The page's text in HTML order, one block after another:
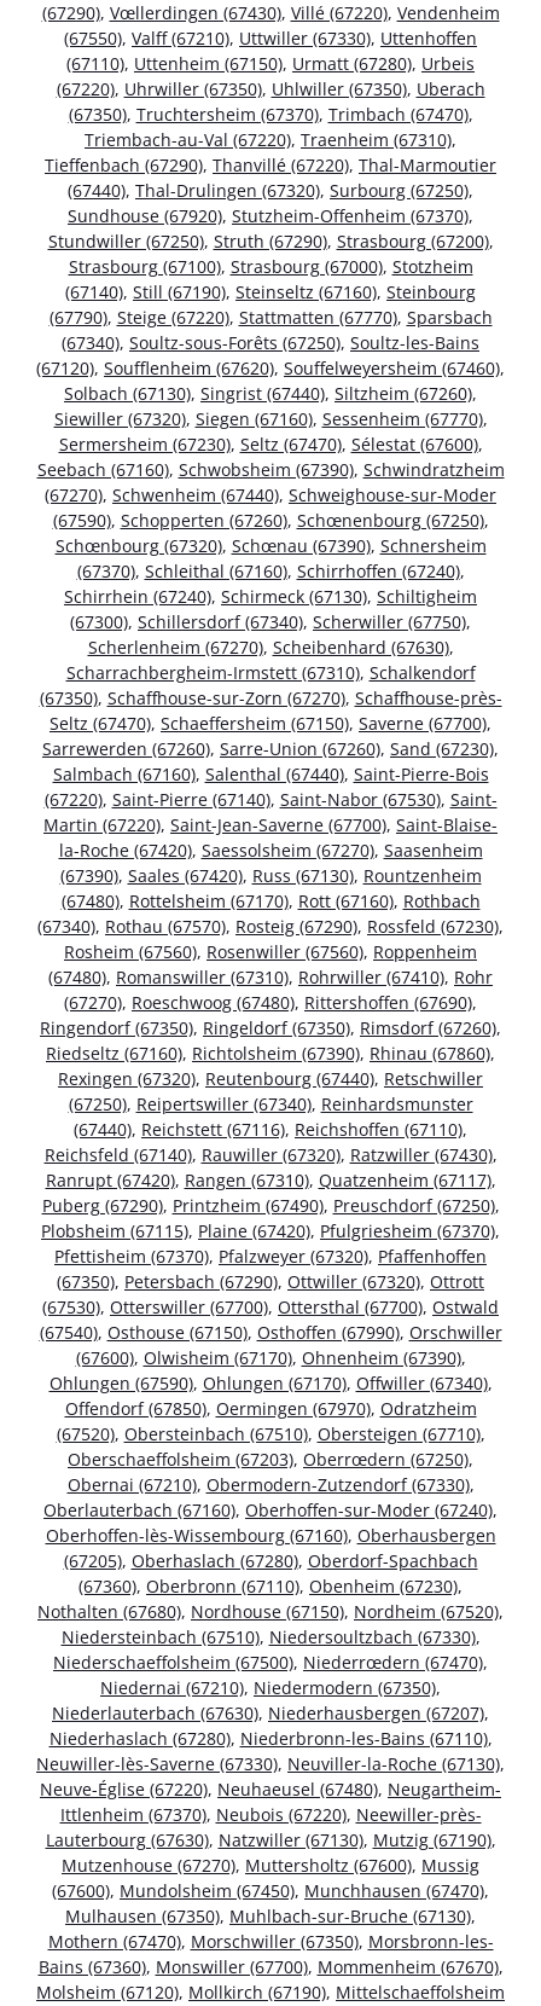
(67290), Vœllerdingen (67430), Villé (67220), Vendenheim
(67550), Valff (67210), Uttwiller (67330), Uttenhoffen
(67110), Uttenheim (67150), Urmatt (67280), Urbeis
(67220), Uhrwiller (67350), Uhlwiller (67350), Uberach
(67350), Truchtersheim (67370), Trimbach (67470),
Triembach-au-Val (67220), Traenheim (67310),
Tieffenbach (67290), Thanvillé (67220), Thal-Marmoutier
(67440), Thal-Drulingen (67320), Surbourg (67250),
Sundhouse (67920), Stutzheim-Offenheim (67370),
Stundwiller (67250), Struth (67290), Strasbourg (67200),
Strasbourg (67100), Strasbourg (67000), Stotzheim
(67140), Still (67190), Steinseltz (67160), Steinbourg
(67790), Steige (67220), Stattmatten (67770), Sparsbach
(67340), Soultz-sous-Forêts (67250), Soultz-les-Bains
(67120), Soufflenheim (67620), Souffelweyersheim (67460),
Solbach (67130), Singrist (67440), Siltzheim (67260),
Siewiller (67320), Siegen (67160), Sessenheim (67770),
Sermersheim (67230), Seltz (67470), Sélestat (67600),
Seebach (67160), Schwobsheim (67390), Schwindratzheim
(67270), Schwenheim (67440), Schweighouse-sur-Moder
(67590), Schopperten (67260), Schœnenbourg (67250),
Schœnbourg (67320), Schœnau (67390), Schnersheim
(67370), Schleithal (67160), Schirrhoffen (67240),
Schirrhein (67240), Schirmeck (67130), Schiltigheim
(67300), Schillersdorf (67340), Scherwiller (67750),
Scherlenheim (67270), Scheibenhard (67630),
Scharrachbergheim-Irmstett (67310), Schalkendorf
(67350), Schaffhouse-sur-Zorn (67270), Schaffhouse-près-
Seltz (67470), Schaeffersheim (67150), Saverne (67700),
Sarrewerden (67260), Sarre-Union (67260), Sand (67230),
Salmbach (67160), Salenthal (67440), Saint-Pierre-Bois
(67220), Saint-Pierre (67140), Saint-Nabor (67530), Saint-
Martin (67220), Saint-Jean-Saverne (67700), Saint-Blaise-
la-Roche (67420), Saessolsheim (67270), Saasenheim
(67390), Saales (67420), Russ (67130), Rountzenheim
(67480), Rottelsheim (67170), Rott (67160), Rothbach
(67340), Rothau (67570), Rosteig (67290), Rossfeld (67230),
Rosheim (67560), Rosenwiller (67560), Roppenheim
(67480), Romanswiller (67310), Rohrwiller (67410), Rohr
(67270), Roeschwoog (67480), Rittershoffen (67690),
Ringendorf (67350), Ringeldorf (67350), Rimsdorf (67260),
Riedseltz (67160), Richtolsheim (67390), Rhinau (67860),
Rexingen (67320), Reutenbourg (67440), Retschwiller
(67250), Reipertswiller (67340), Reinhardsmunster
(67440), Reichstett (67116), Reichshoffen (67110),
Reichsfeld (67140), Rauwiller (67320), Ratzwiller (67430),
Ranrupt (67420), Rangen (67310), Quatzenheim (67117),
Puberg (67290), Printzheim (67490), Preuschdorf (67250),
Plobsheim (67115), Plaine (67420), Pfulgriesheim (67370),
Pfettisheim (67370), Pfalzweyer (67320), Pfaffenhoffen
(67350), Petersbach (67290), Ottwiller (67320), Ottrott
(67530), Otterswiller (67700), Ottersthal (67700), Ostwald
(67540), Osthouse (67150), Osthoffen (67990), Orschwiller
(67600), Olwisheim (67170), Ohnenheim (67390),
Ohlungen (67590), Ohlungen (67170), Offwiller (67340),
Offendorf (67850), Oermingen (67970), Odratzheim
(67520), Obersteinbach (67510), Obersteigen (67710),
Oberschaeffolsheim (67203), Oberrœdern (67250),
Obernai (67210), Obermodern-Zutzendorf (67330),
Oberlauterbach (67160), Oberhoffen-sur-Moder (67240),
Oberhoffen-lès-Wissembourg (67160), Oberhausbergen
(67205), Oberhaslach (67280), Oberdorf-Spachbach
(67360), Oberbronn (67110), Obenheim (67230),
Nothalten (67680), Nordhouse (67150), Nordheim (67520),
Niedersteinbach (67510), Niedersoultzbach (67330),
Niederschaeffolsheim (67500), Niederrœdern (67470),
Niedernai (67210), Niedermodern (67350),
Niederlauterbach (67630), Niederhausbergen (67207),
Niederhaslach (67280), Niederbronn-les-Bains (67110),
Neuwiller-lès-Saverne (67330), Neuviller-la-Roche (67130),
Neuve-Église (67220), Neuhaeusel (67480), Neugartheim-
Ittlenheim (67370), Neubois (67220), Neewiller-près-
Lauterbourg (67630), Natzwiller (67130), Mutzig (67190),
Mutzenhouse (67270), Muttersholtz (67600), Mussig
(67600), Mundolsheim (67450), Munchhausen (67470),
Mulhausen (67350), Muhlbach-sur-Bruche (67130),
Mothern (67470), Morschwiller (67350), Morsbronn-les-
Bains (67360), Monswiller (67700), Mommenheim (67670),
Molsheim (67120), Mollkirch (67190), Mittelschaeffolsheim